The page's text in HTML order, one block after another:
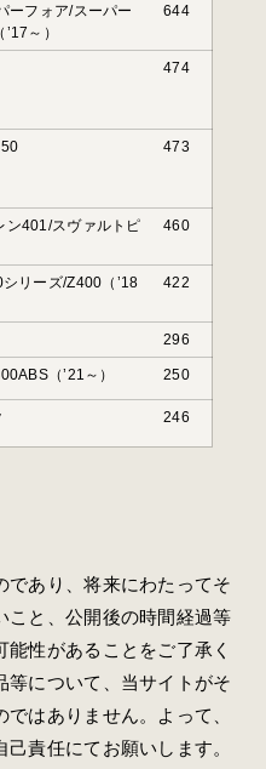
ーフォア/スーパー
～）
644
474
473
ン401/スヴァルトピ
460
リーズ/Z400（’18
422
296
（’21～） 250
246
であり、将来にわたってそ
こと、公開後の時間経過等
性があることをご了承く
について、当サイトがそ
はありません。よって、
責任にてお願いします。